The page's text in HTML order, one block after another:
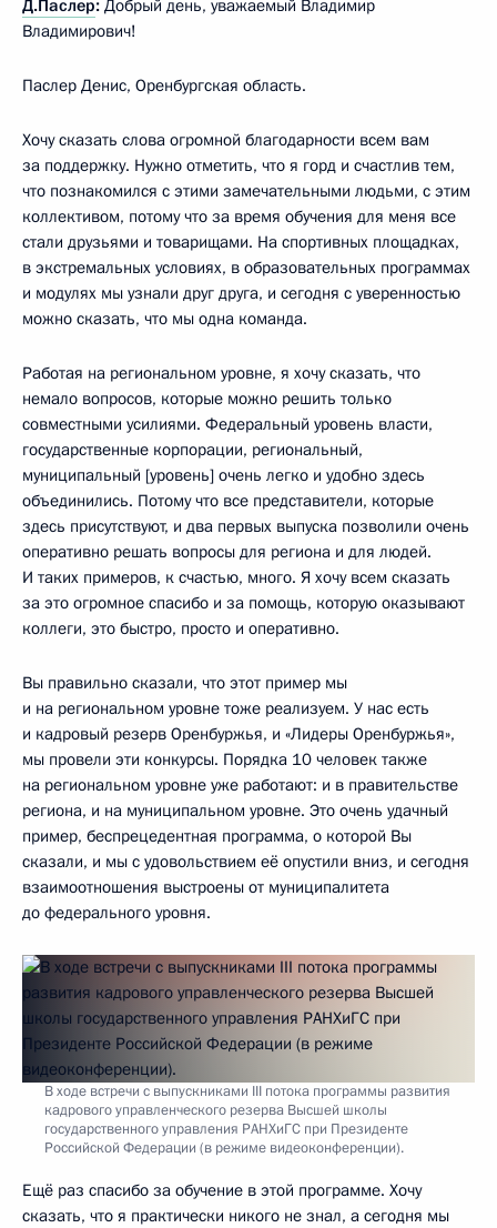
Д.Паслер: Добрый день, уважаемый Владимир
Владимирович!
Паслер Денис, Оренбургская область.
Хочу сказать слова огромной благодарности всем вам
за поддержку. Нужно отметить, что я горд и счастлив тем,
что познакомился с этими замечательными людьми, с этим
коллективом, потому что за время обучения для меня все
стали друзьями и товарищами. На спортивных площадках,
в экстремальных условиях, в образовательных программах
и модулях мы узнали друг друга, и сегодня с уверенностью
можно сказать, что мы одна команда.
Работая на региональном уровне, я хочу сказать, что
немало вопросов, которые можно решить только
совместными усилиями. Федеральный уровень власти,
государственные корпорации, региональный,
муниципальный [уровень] очень легко и удобно здесь
объединились. Потому что все представители, которые
здесь присутствуют, и два первых выпуска позволили очень
оперативно решать вопросы для региона и для людей.
И таких примеров, к счастью, много. Я хочу всем сказать
за это огромное спасибо и за помощь, которую оказывают
коллеги, это быстро, просто и оперативно.
Вы правильно сказали, что этот пример мы
и на региональном уровне тоже реализуем. У нас есть
и кадровый резерв Оренбуржья, и «Лидеры Оренбуржья»,
мы провели эти конкурсы. Порядка 10 человек также
на региональном уровне уже работают: и в правительстве
региона, и на муниципальном уровне. Это очень удачный
пример, беспрецедентная программа, о которой Вы
сказали, и мы с удовольствием её опустили вниз, и сегодня
взаимоотношения выстроены от муниципалитета
до федерального уровня.
В ходе встречи с выпускниками III потока программы развития
кадрового управленческого резерва Высшей школы
государственного управления РАНХиГС при Президенте
Российской Федерации (в режиме видеоконференции).
Ещё раз спасибо за обучение в этой программе. Хочу
сказать, что я практически никого не знал, а сегодня мы